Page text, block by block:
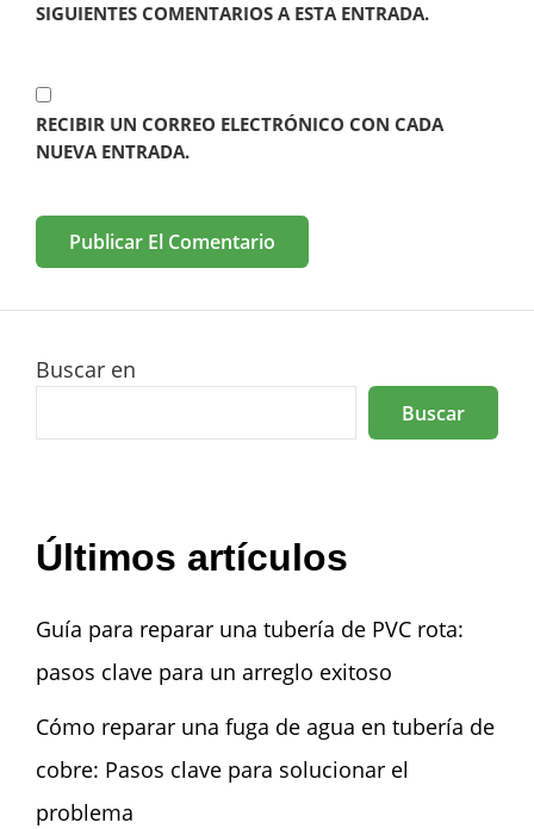
SIGUIENTES COMENTARIOS A ESTA ENTRADA.
RECIBIR UN CORREO ELECTRÓNICO CON CADA
NUEVA ENTRADA.
Buscar en
Buscar
Últimos artículos
Guía para reparar una tubería de PVC rota:
pasos clave para un arreglo exitoso
Cómo reparar una fuga de agua en tubería de
cobre: Pasos clave para solucionar el
problema